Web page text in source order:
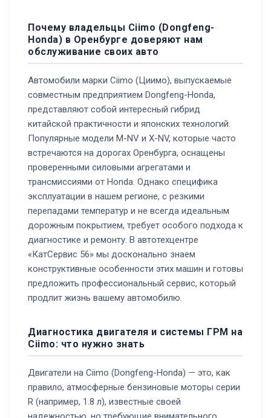
Почему владельцы Ciimo (Dongfeng-
Honda) в Оренбурге доверяют нам
обслуживание своих авто
Автомобили марки Ciimo (Циимо), выпускаемые
совместным предприятием Dongfeng-Honda,
представляют собой интересный гибрид
китайской практичности и японских технологий.
Популярные модели M-NV и X-NV, которые часто
встречаются на дорогах Оренбурга, оснащены
проверенными силовыми агрегатами и
трансмиссиями от Honda. Однако специфика
эксплуатации в нашем регионе, с резкими
перепадами температур и не всегда идеальным
дорожным покрытием, требует особого подхода к
диагностике и ремонту. В автотехцентре
«КатСервис 56» мы досконально знаем
конструктивные особенности этих машин и готовы
предложить профессиональный сервис, который
продлит жизнь вашему автомобилю.
Диагностика двигателя и системы ГРМ на
Ciimo: что нужно знать
Двигатели на Ciimo (Dongfeng-Honda) — это, как
правило, атмосферные бензиновые моторы серии
R (например, 1.8 л), известные своей